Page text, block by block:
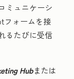
ミュニケーシ
フォームを接
るたびに受信
Hubまたは